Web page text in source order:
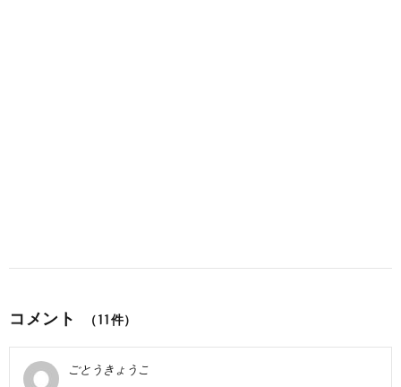
コメント （11件）
ごとうきょうこ